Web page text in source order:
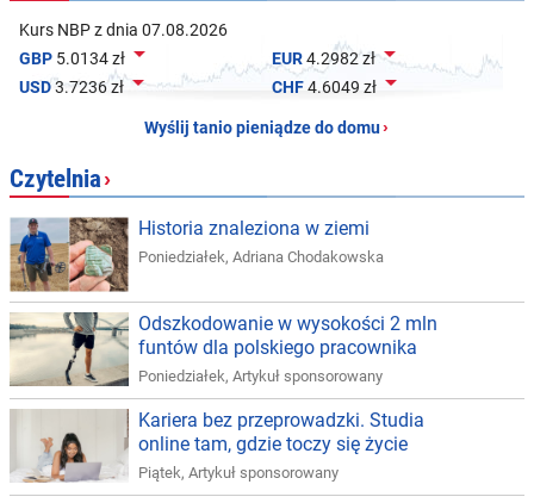
Kurs NBP z dnia 07.08.2026
GBP 5.0134 zł  EUR4.2982 zł
USD3.7236 zł CHF4.6049 zł 
Wyślij tanio pieniądze do domu›
Czytelnia›
Historia znaleziona w ziemi
Poniedziałek, Adriana Chodakowska
Odszkodowanie w wysokości 2 mln
funtów dla polskiego pracownika
Poniedziałek, Artykuł sponsorowany
Kariera bez przeprowadzki. Studia
online tam, gdzie toczy się życie
Piątek, Artykuł sponsorowany